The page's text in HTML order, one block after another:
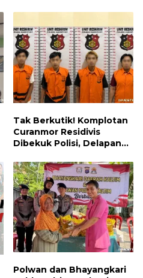
Dialog Kebangsaan di
Rupat
Tak Berkutik! Komplotan
Curanmor Residivis
Dibekuk Polisi, Delapan
Candipuro Terungkap
Polwan dan Bhayangkari